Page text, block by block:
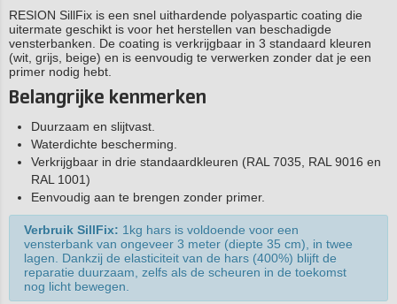
RESION SillFix is een snel uithardende polyaspartic coating die
uitermate geschikt is voor het herstellen van beschadigde
vensterbanken. De coating is verkrijgbaar in 3 standaard kleuren
(wit, grijs, beige) en is eenvoudig te verwerken zonder dat je een
primer nodig hebt.
Belangrijke kenmerken
Duurzaam en slijtvast.
Waterdichte bescherming.
Verkrijgbaar in drie standaardkleuren (RAL 7035, RAL 9016 en
RAL 1001)
Eenvoudig aan te brengen zonder primer.
Verbruik SillFix: 1kg hars is voldoende voor een
vensterbank van ongeveer 3 meter (diepte 35 cm), in twee
lagen. Dankzij de elasticiteit van de hars (400%) blijft de
reparatie duurzaam, zelfs als de scheuren in de toekomst
nog licht bewegen.